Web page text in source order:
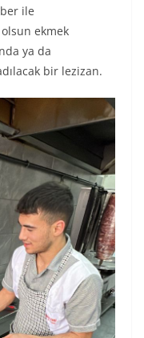
ile
ekmek
ya da
bir lezizan.